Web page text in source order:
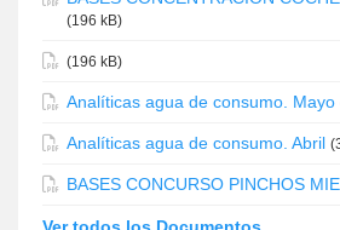
(196 kB)
(196 kB)
Analíticas agua de consumo. Mayo
Analíticas agua de consumo. Abril
BASES CONCURSO PINCHOS